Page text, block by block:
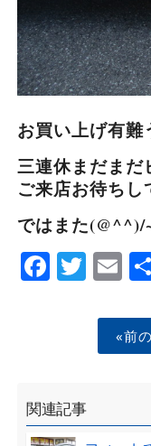
お買い上げ有
三連休まだまだ
ご来店お待ちし
ではまた(@^^)/
«前
関連記事